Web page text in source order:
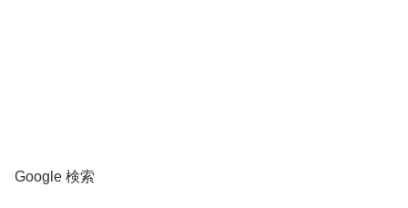
Google 検索